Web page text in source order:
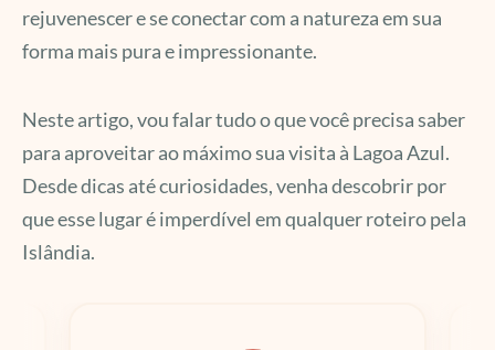
rejuvenescer e se conectar com a natureza em sua
forma mais pura e impressionante.
Neste artigo, vou falar tudo o que você precisa saber
para aproveitar ao máximo sua visita à Lagoa Azul.
Desde dicas até curiosidades, venha descobrir por
que esse lugar é imperdível em qualquer roteiro pela
Islândia.